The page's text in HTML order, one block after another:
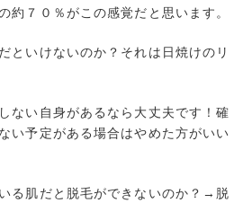
約７０％がこの感覚だと思います。
といけないのか？それは日焼けのリ
ない自身があるなら大丈夫です！確
い予定がある場合はやめた方がいい
る肌だと脱毛ができないのか？→脱